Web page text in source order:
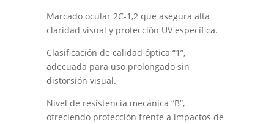
Marcado ocular 2C-1,2 que asegura alta
claridad visual y protección UV específica.
Clasificación de calidad óptica “1”,
adecuada para uso prolongado sin
distorsión visual.
Nivel de resistencia mecánica “B”,
ofreciendo protección frente a impactos de